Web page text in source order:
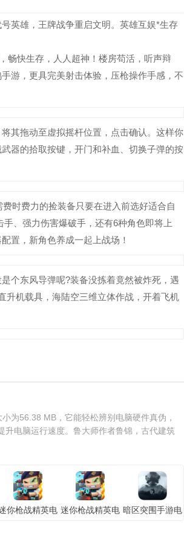
英雄，王牌战争重启文明。英雄互娱*生存
畅快生存，人人超神！楼房苟活，听声辩
游，更具完美射击体验，压枪操作手感，不
其拖动至虚拟摇杆位置，点击确认。这样你
器的拾取按键，开门和补血、切换子弹的按
时费力的捡装备只要在进入前选好适合自
、强力伤害爆破手，还有6种角色即将上
置，新角色养成一起上战场！
个东风导弹呢?装备没拣着竟然被炸死，遇
升机载具，海陆空三维立体作战，开着飞机
为56.38 MB，它能轻松辨别电脑硬件真伪，
电脑运行速度。鲁大师作者鲁锦，古代建筑
你枪战精英电 迷你枪战精英电 暗区突围手游电